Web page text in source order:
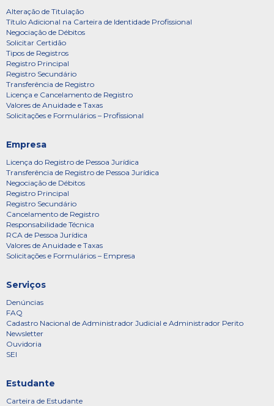
Alteração de Titulação
Título Adicional na Carteira de Identidade Profissional
Negociação de Débitos
Solicitar Certidão
Tipos de Registros
Registro Principal
Registro Secundário
Transferência de Registro
Licença e Cancelamento de Registro
Valores de Anuidade e Taxas
Solicitações e Formulários – Profissional
Empresa
Licença do Registro de Pessoa Jurídica
Transferência de Registro de Pessoa Jurídica
Negociação de Débitos
Registro Principal
Registro Secundário
Cancelamento de Registro
Responsabilidade Técnica
RCA de Pessoa Jurídica
Valores de Anuidade e Taxas
Solicitações e Formulários – Empresa
Serviços
Denúncias
FAQ
Cadastro Nacional de Administrador Judicial e Administrador Perito
Newsletter
Ouvidoria
SEI
Estudante
Carteira de Estudante